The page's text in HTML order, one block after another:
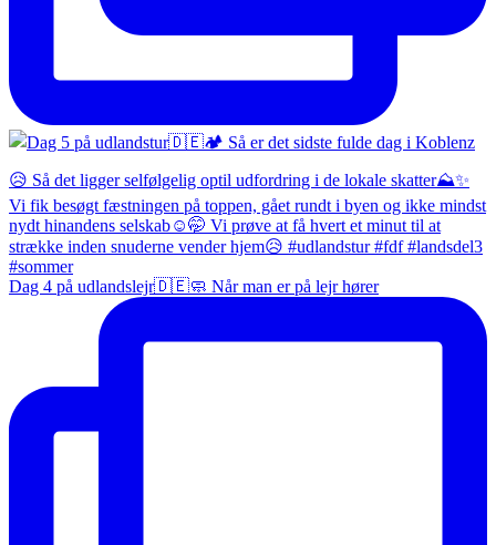
Dag 4 på udlandslejr🇩🇪🧼 Når man er på lejr hører